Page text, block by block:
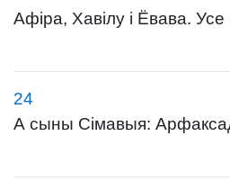
Афіра, Хавілу і Ёвава.
24
А сыны Сімавыя: